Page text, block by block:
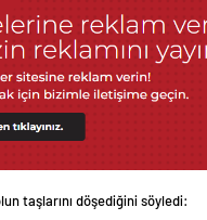
taşlarını döşediğini söyledi: